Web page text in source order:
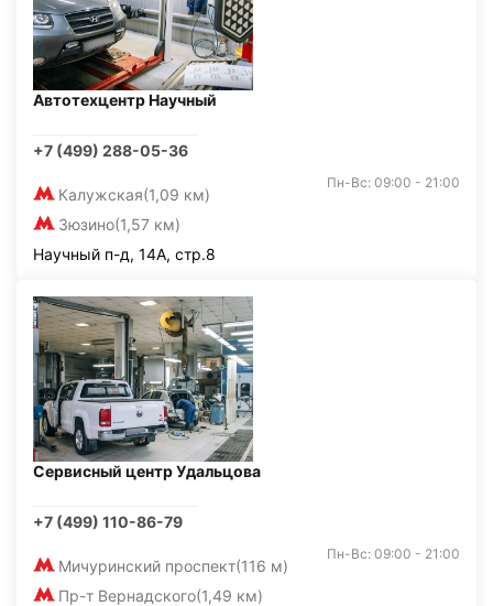
Автотехцентр Научный
+7 (499) 288-05-36
Калужская(1,09 км)
Зюзино(1,57 км)
Пн-Вс: 09:00 - 21:00
Научный п-д, 14А, стр.8
Сервисный центр Удальцова
+7 (499) 110-86-79
Мичуринский проспект(116 м)
Пр-т Вернадского(1,49 км)
Пн-Вс: 09:00 - 21:00